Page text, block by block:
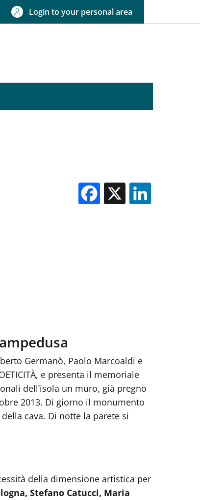
SWITCHER: CURRENT LANGUAGE
Login to your personal area
Facebook
X
Germanò, Paolo Marcoaldi e
e presenta il memoriale
dell’isola un muro, già pregno
2013. Di giorno il monumento
cava. Di notte la parete si
della dimensione artistica per
Stefano Catucci, Maria